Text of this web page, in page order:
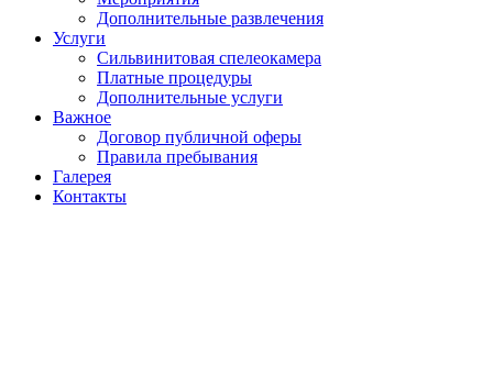
Дополнительные развлечения
Услуги
Сильвинитовая спелеокамера
Платные процедуры
Дополнительные услуги
Важное
Договор публичной оферы
Правила пребывания
Галерея
Контакты